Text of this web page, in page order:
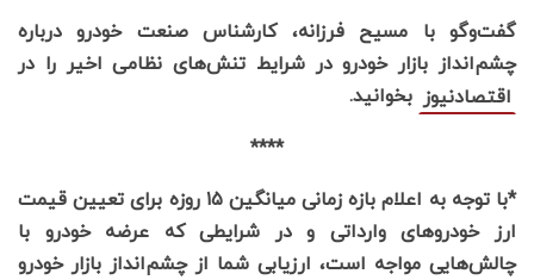
گفت‌وگو با مسیح فرزانه، کارشناس صنعت خودرو درباره
چشم‌انداز بازار خودرو در شرایط تنش‌های نظامی اخیر را در
اقتصادنیوز بخوانید.
****
*با توجه به اعلام بازه زمانی میانگین۱۵ روزه برای تعیین قیمت
ارز خودروهای وارداتی و در شرایطی که عرضه خودرو با
چالش‌هایی مواجه است، ارزیابی شما از چشم‌انداز بازار خودرو